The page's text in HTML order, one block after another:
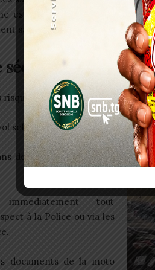
est aujourd’hui notre
sauver un bien et parfois
sécurité pour les
de vol durant cette période
solide et, si possible, un dispositif
des zones éclairées et
tout
à la Police ou via les
documents de la moto